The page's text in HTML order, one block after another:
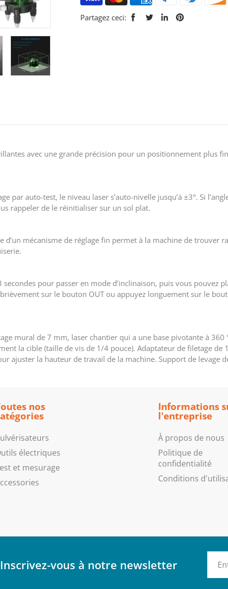
Partagez ceci: Share on Facebook
Tweet on Twitter
Share on LinkedIn
avec une grande précision pour un positionnement plus
par auto-test, le niveau laser s’auto-nivelle jusqu’à ±3°. Si
rappeler de le réinitialiser sur un sol plat.
d’un mécanisme de réglage fin permet à la machine de trouver
pour passer en mode d’inclinaison, puis vous pouvez
sur le bouton OUT ou appuyez longuement sur le
mural de 7 mm, laser chantier qui a une base pivotante à 360
la cible (taille de vis de 1/4 pouce). Adaptateur de filetage
ajuster la hauteur de travail de la machine. Support de levage
nos
électriques
et mesurage
Informations
l'entreprise
À propos de nous
Politique de
confidentialité
Conditions
Inscrivez-vous à notre newsletter